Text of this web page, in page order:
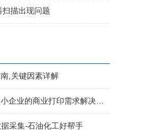
描出现问题
,关键因素详解
免费条形码生成器-中小企业的商业打印需求解决方案
采集-石油化工好帮手